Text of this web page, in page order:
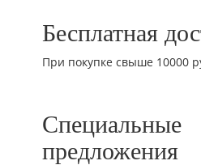
Бесплатная
При покупке свыше 10000
Специальные
предложения